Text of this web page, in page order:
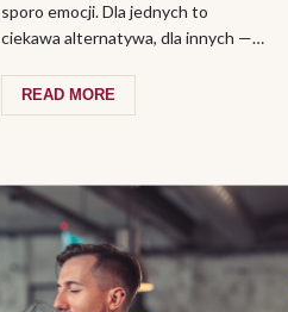
sporo emocji. Dla jednych to
ciekawa alternatywa, dla innych —
Szczególnie wśród ...
READ MORE